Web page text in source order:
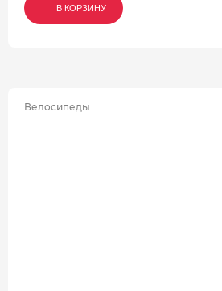
В КОРЗИНУ
В КОРЗИНУ
В КОРЗИНУ
Велосипеды